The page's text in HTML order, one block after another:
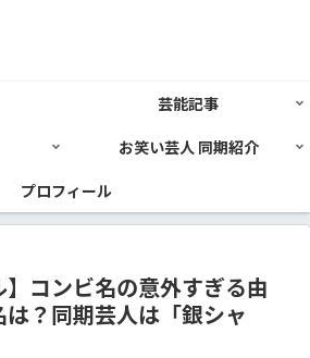
芸能記事
お笑い芸人 同期紹介
プロフィール
】コンビ名の意外すぎる由
？同期芸人は「銀シャ